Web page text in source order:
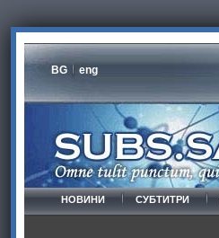
BG eng
НОВИНИ СУБТИТРИ